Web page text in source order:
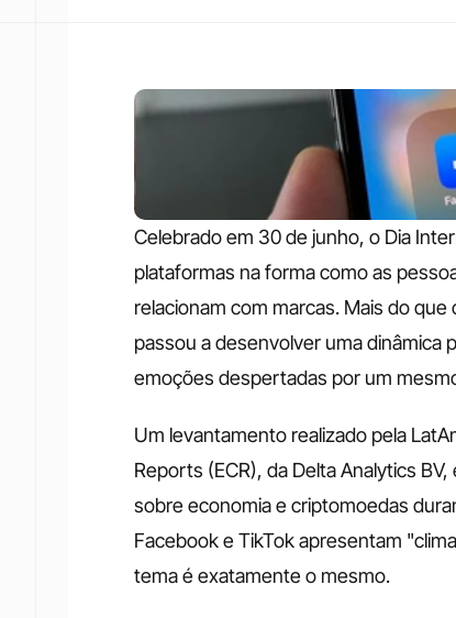
Celebrado em 30 de junho, o Dia
plataformas na forma como as
relacionam com marcas. Mais do
passou a desenvolver uma dinâmica
emoções despertadas por um
Um levantamento realizado pela
Reports (ECR), da Delta Analytics
sobre economia e criptomoedas
Facebook e TikTok apresentam
tema é exatamente o mesmo.